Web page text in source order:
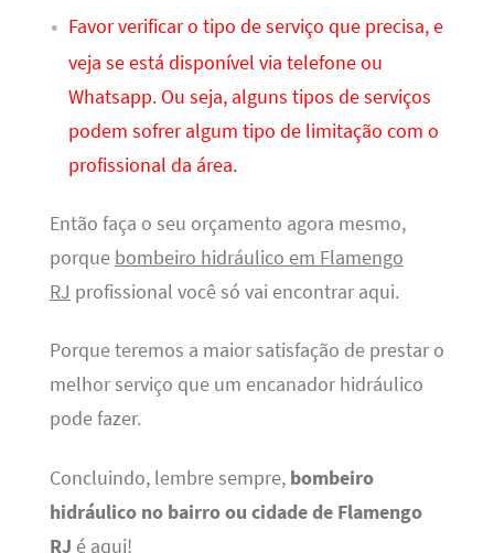
Favor verificar o tipo de serviço que precisa, e
veja se está disponível via telefone ou
Whatsapp. Ou seja, alguns tipos de serviços
podem sofrer algum tipo de limitação com o
profissional da área.
Então faça o seu orçamento agora mesmo,
porque bombeiro hidráulico em Flamengo
RJ profissional você só vai encontrar aqui.
Porque teremos a maior satisfação de prestar o
melhor serviço que um encanador hidráulico
pode fazer.
Concluindo, lembre sempre, bombeiro
hidráulico no bairro ou cidade de Flamengo
RJ é aqui!